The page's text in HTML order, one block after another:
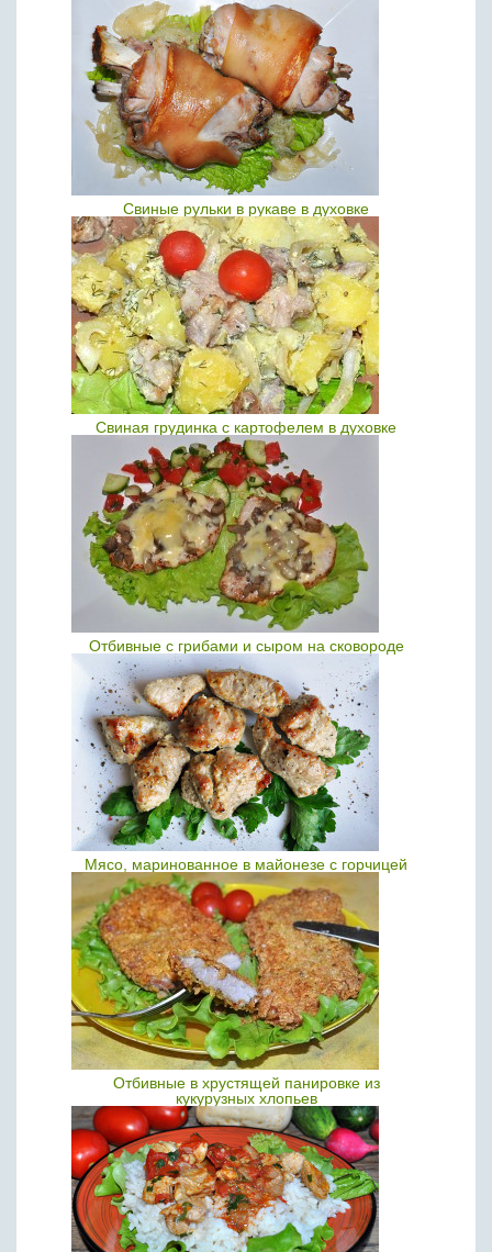
Свиные рульки в рукаве в духовке
Свиная грудинка с картофелем в духовке
Отбивные с грибами и сыром на сковороде
Мясо, маринованное в майонезе с горчицей
Отбивные в хрустящей панировке из
кукурузных хлопьев